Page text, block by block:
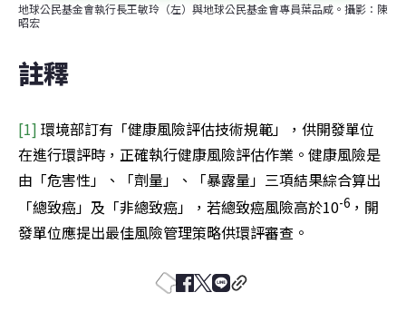
地球公民基金會執行長王敏玲（左）與地球公民基金會專員葉品咸。攝影：陳
昭宏
註釋
[1] 環境部訂有「健康風險評估技術規範」，供開發單位
在進行環評時，正確執行健康風險評估作業。健康風險是
由「危害性」、「劑量」、「暴露量」三項結果綜合算出
「總致癌」及「非總致癌」，若總致癌風險高於10-6 ，開
發單位應提出最佳風險管理策略供環評審查。